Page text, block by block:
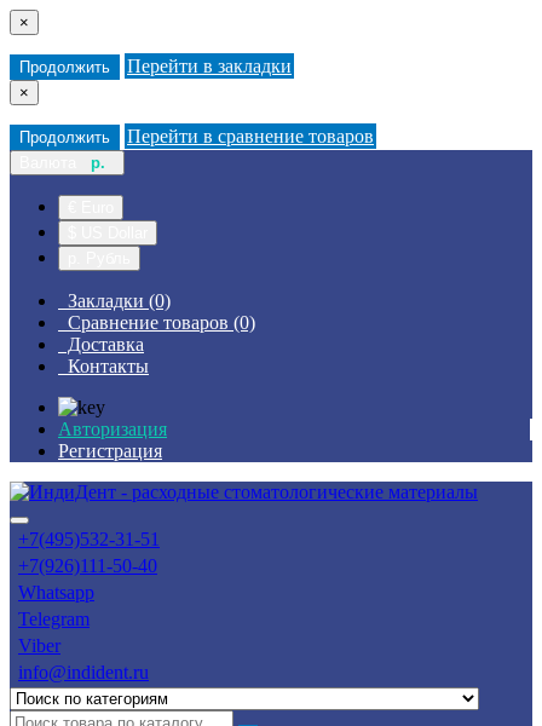
×
Продолжить Перейти в закладки
×
Продолжить Перейти в сравнение товаров
р.
Закладки (0)
Сравнение товаров (0)
Доставка
Контакты
Авторизация
Регистрация
+7(495)532-31-51
+7(926)111-50-40
Whatsapp
Telegram
Viber
info@indident.ru